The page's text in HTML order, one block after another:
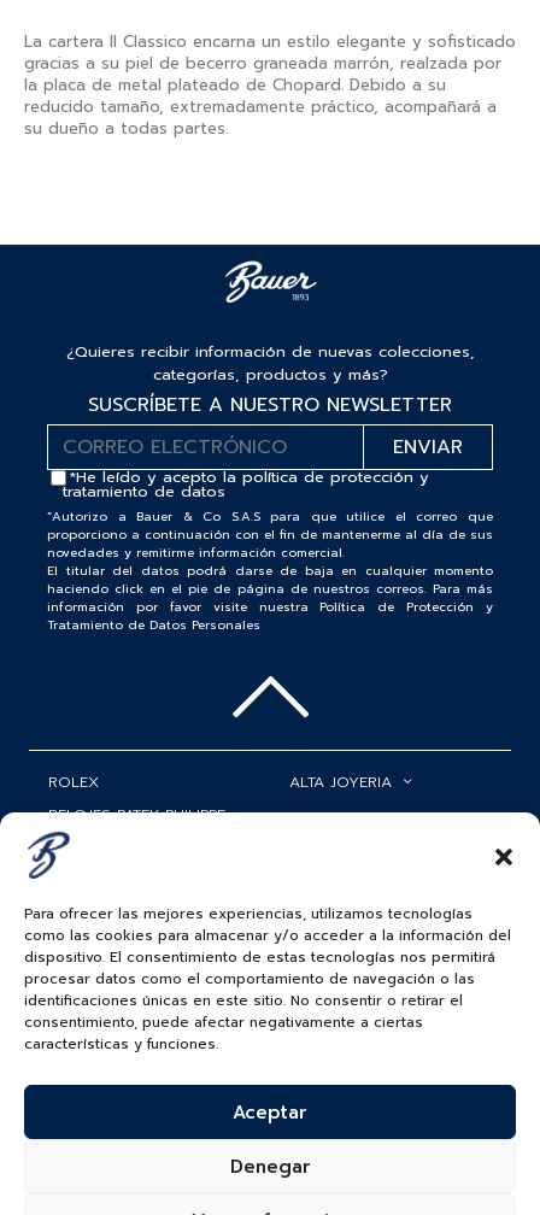
Para ofrecer las mejores experiencias, utilizamos tecnologías
como las cookies para almacenar y/o acceder a la información del
dispositivo. El consentimiento de estas tecnologías nos permitirá
procesar datos como el comportamiento de navegación o las
identificaciones únicas en este sitio. No consentir o retirar el
consentimiento, puede afectar negativamente a ciertas
características y funciones.
Aceptar
Denegar
La cartera Il Classico encarna un estilo elegante y sofisticado
gracias a su piel de becerro graneada marrón, realzada por
la placa de metal plateado de Chopard. Debido a su
reducido tamaño, extremadamente práctico, acompañará a
su dueño a todas partes.
¿Quieres recibir información de nuevas colecciones,
categorías, productos y más?
SUSCRÍBETE A NUESTRO NEWSLETTER
*He leído y acepto lapolítica de protección y
tratamiento de datos
“Autorizo a Bauer & Co S.A.S para que utilice el correo que
proporciono a continuación con el fin de mantenerme al día de sus
novedades y remitirme información comercial.
El titular del datos podrá darse de baja en cualquier momento
haciendo click en el pie de página de nuestros correos. Para más
información por favor visite nuestra Política de Protección y
Tratamiento de Datos Personales
ROLEX
RELOJES PATEK PHILIPPE
RELOJERÍA
ALTA JOYERIA
MATRIMONIOS
ACCESORIOS
BAUER NEWS
SERVICIOS
SIGUENOS EN
RESERVADOS.